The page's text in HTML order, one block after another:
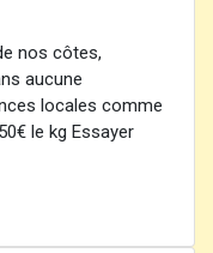
nos côtes,
aucune
locales comme
le kg Essayer